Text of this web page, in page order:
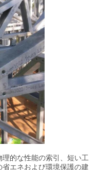
的な性能の索引、短い工
エネおよび環境保護の建